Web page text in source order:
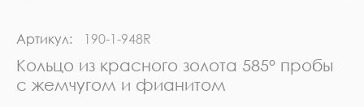
Артикул: 190-1-948R
Кольцо из красного золота 585° пробы
с жемчугом и фианитом